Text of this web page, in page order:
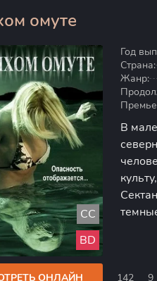
омуте
CC
BD
Год
Страна:
Жанр:
В
ОНЛАЙН 142 9